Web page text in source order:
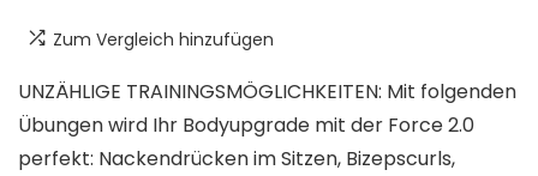
Zum Vergleich hinzufügen
UNZÄHLIGE TRAININGSMÖGLICHKEITEN: Mit folgenden
Übungen wird Ihr Bodyupgrade mit der Force 2.0
perfekt: Nackendrücken im Sitzen, Bizepscurls,